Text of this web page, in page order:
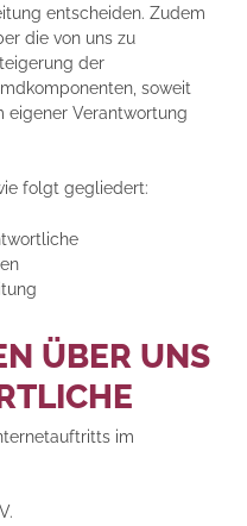
entscheiden. Zudem
die von uns zu
der
soweit
eigener Verantwortung
folgt gegliedert:
ÜBER UNS
im